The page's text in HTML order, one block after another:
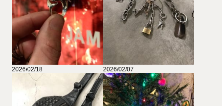
2026/02/18 2026/02/07